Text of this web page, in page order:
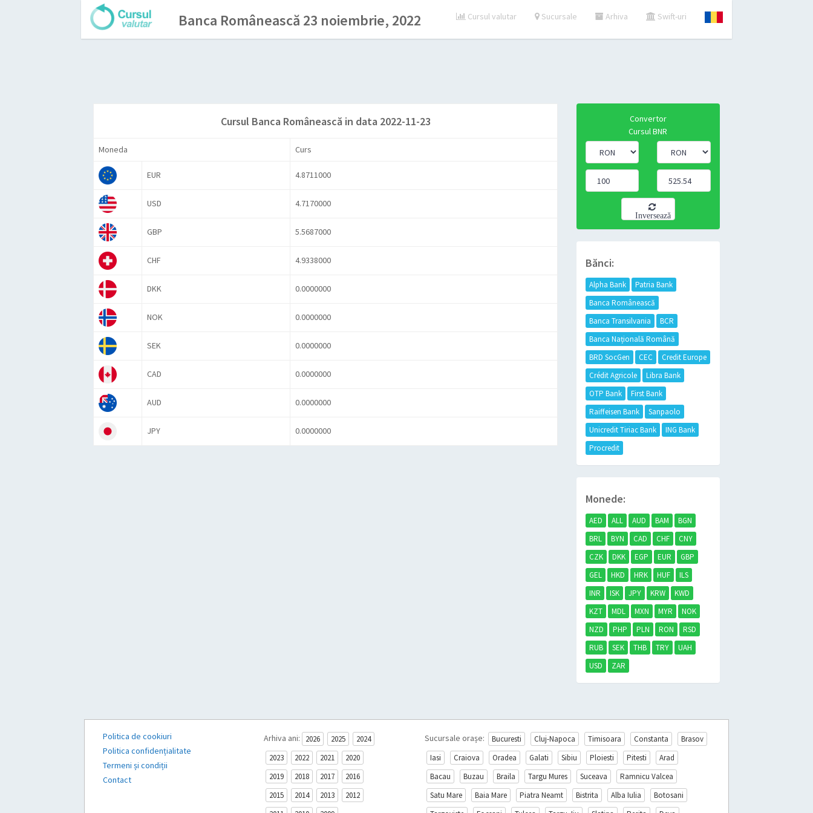
Banca Românească 23 noiembrie, 2022 Cursul valutar Sucursale Arhiva Swift-uri
Cursul Banca Românească in data 2022-11-23
Moneda Curs
EUR 4.8711000
USD 4.7170000
GBP 5.5687000
CHF 4.9338000
DKK 0.0000000
NOK 0.0000000
SEK 0.0000000
CAD 0.0000000
AUD 0.0000000
JPY 0.0000000
Convertor
Cursul BNR
Inversează
Bănci:
Alpha Bank
Patria Bank
Banca Românească
Banca Transilvania
BCR
Banca Națională Română
BRD SocGen
CEC
Credit Europe
Crédit Agricole
Libra Bank
OTP Bank
First Bank
Raiffeisen Bank
Sanpaolo
Unicredit Tiriac Bank
ING Bank
Procredit
Monede:
AED ALL AUD BAM
BGN
BRL
BYN CAD CHF
CNY
CZK
DKK EGP EUR
GBP
GEL
HKD HRK HUF
ILS
INR
ISK JPY KRW
KWD
KZT
MDL MXN MYR
NOK
NZD
PHP PLN RON
RSD
RUB
SEK THB TRY
UAH
USD
ZAR
Politica de cookiuri
Politica confidențialitate
Termeni și condiții
Contact
Arhiva ani: 2026 2025
2024
2023
2022 2021
2020
2019
2018 2017
2016
2015
2014 2013
2012
Sucursale orașe: Bucuresti Cluj-Napoca Timisoara Constanta
Brasov
Iasi
Craiova Oradea Galati Sibiu Ploiesti Pitesti
Arad
Bacau
Buzau Braila Targu Mures Suceava
Ramnicu Valcea
Satu Mare
Baia Mare Piatra Neamt Bistrita Alba Iulia
Botosani